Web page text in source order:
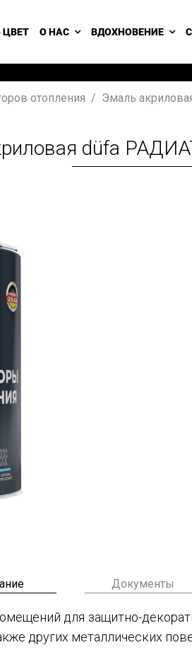
ЦВЕТ О НАС ВДОХНОВЕНИЕ
отопления Эмаль
düfa
Документы
для защитно-
других металлических